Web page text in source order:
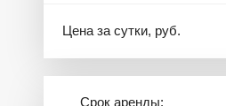
Цена за сутки, руб.
Срок аренды: